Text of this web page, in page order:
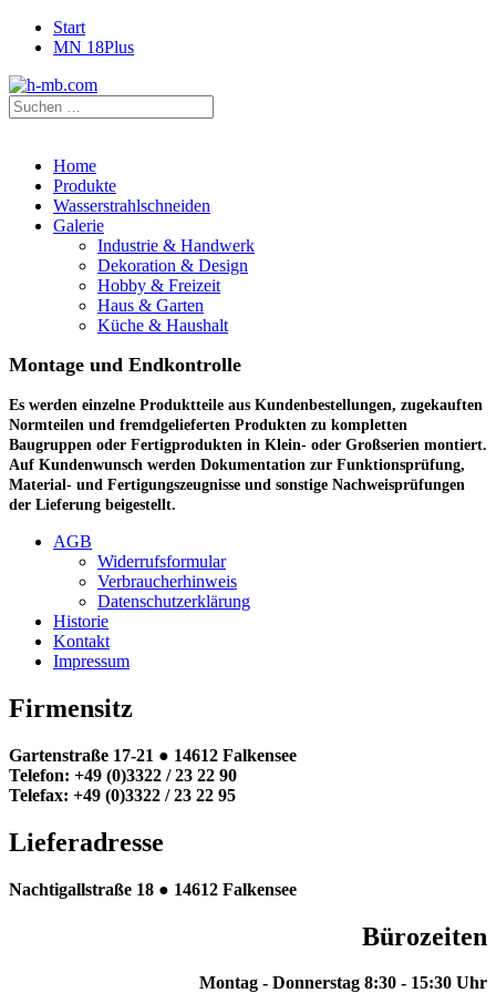
Start
MN 18Plus
Home
Produkte
Wasserstrahlschneiden
Galerie
Industrie & Handwerk
Dekoration & Design
Hobby & Freizeit
Haus & Garten
Küche & Haushalt
Montage und Endkontrolle
Es werden einzelne Produktteile aus Kundenbestellungen, zugekauften
Normteilen und fremdgelieferten Produkten zu kompletten
Baugruppen oder Fertigprodukten in Klein- oder Großserien montiert.
Auf Kundenwunsch werden Dokumentation zur Funktionsprüfung,
Material- und Fertigungszeugnisse und sonstige Nachweisprüfungen
der Lieferung beigestellt.
AGB
Widerrufsformular
Verbraucherhinweis
Datenschutzerklärung
Historie
Kontakt
Impressum
Firmensitz
Gartenstraße 17-21 ● 14612 Falkensee
Telefon: +49 (0)3322 / 23 22 90
Telefax: +49 (0)3322 / 23 22 95
Lieferadresse
Nachtigallstraße 18 ● 14612 Falkensee
Bürozeiten
Montag - Donnerstag 8:30 - 15:30 Uhr